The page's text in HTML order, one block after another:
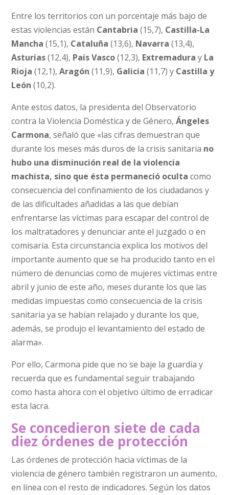
Entre los territorios con un porcentaje más bajo de
estas violencias están Cantabria (15,7), Castilla-La
Mancha (15,1), Cataluña (13,6), Navarra (13,4),
Asturias(12,4), País Vasco(12,3), Extremadura y La
Rioja(12,1),Aragón (11,9), Galicia (11,7) y Castilla y
León (10,2).
Ante estos datos, la presidenta del Observatorio
contra la Violencia Doméstica y de Género,Ángeles
Carmona, señaló que «las cifras demuestran que
durante los meses más duros de la crisis sanitaria no
hubo una disminución real de la violencia
machista, sino que ésta permaneció oculta como
consecuencia del confinamiento de los ciudadanos y
de las dificultades añadidas a las que debían
enfrentarse las víctimas para escapar del control de
los maltratadores y denunciar ante el juzgado o en
comisaría. Esta circunstancia explica los motivos del
importante aumento que se ha producido tanto en el
número de denuncias como de mujeres víctimas entre
abril y junio de este año, meses durante los que las
medidas impuestas como consecuencia de la crisis
sanitaria ya se habían relajado y durante los que,
además, se produjo el levantamiento del estado de
alarma».
Por ello, Carmona pide que no se baje la guardia y
recuerda que es fundamental seguir trabajando
como hasta ahora con el objetivo último de erradicar
esta lacra.
Se concedieron siete de cada
diez órdenes de protección
Las órdenes de protección hacia víctimas de la
violencia de género también registraron un aumento,
en línea con el resto de indicadores. Según los datos